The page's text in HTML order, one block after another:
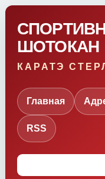
ШОТОКАН
КАРАТЭ
Главная
RSS